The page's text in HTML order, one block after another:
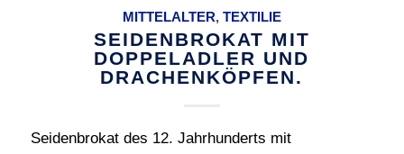
MITTELALTER, TEXTILIE
SEIDENBROKAT MIT
DOPPELADLER UND
DRACHENKÖPFEN.
Seidenbrokat des 12. Jahrhunderts mit